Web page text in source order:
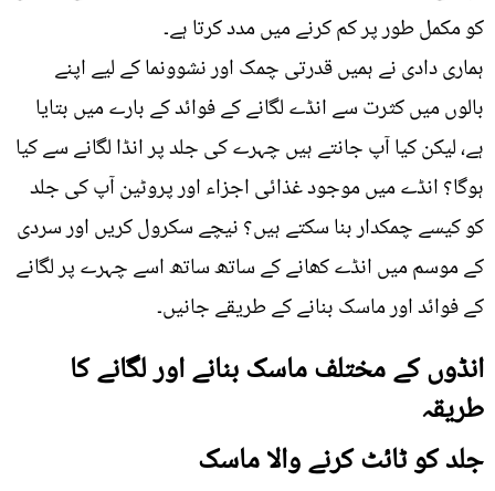
کو مکمل طور پر کم کرنے میں مدد کرتا ہے۔
ہماری دادی نے ہمیں قدرتی چمک اور نشوونما کے لیے اپنے
بالوں میں کثرت سے انڈے لگانے کے فوائد کے بارے میں بتایا
ہے، لیکن کیا آپ جانتے ہیں چہرے کی جلد پر انڈا لگانے سے کیا
ہوگا؟ انڈے میں موجود غذائی اجزاء اور پروٹین آپ کی جلد
کو کیسے چمکدار بنا سکتے ہیں؟ نیچے سکرول کریں اور سردی
کے موسم میں انڈے کھانے کے ساتھ ساتھ اسے چہرے پر لگانے
کے فوائد اور ماسک بنانے کے طریقے جانیں۔
انڈوں کے مختلف ماسک بنانے اور لگانے کا
طریقہ
جلد کو ٹائٹ کرنے والا ماسک